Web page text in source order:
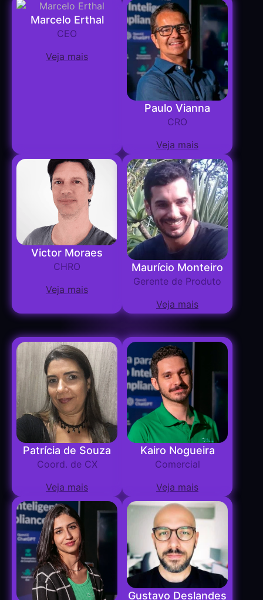
Marcelo Erthal
CEO
Veja mais
Paulo Vianna
CRO
Veja mais
Victor Moraes
CHRO
Veja mais
Maurício Monteiro
Gerente de Produto
Veja mais
Patrícia de Souza
Coord. de CX
Veja mais
Kairo Nogueira
Comercial
Veja mais
Gustavo Deslandes